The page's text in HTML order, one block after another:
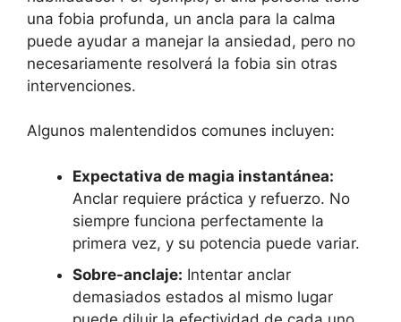
una fobia profunda, un ancla para la calma
puede ayudar a manejar la ansiedad, pero no
necesariamente resolverá la fobia sin otras
intervenciones.
Algunos malentendidos comunes incluyen:
Expectativa de magia instantánea:
Anclar requiere práctica y refuerzo. No
siempre funciona perfectamente la
primera vez, y su potencia puede variar.
Sobre-anclaje: Intentar anclar
demasiados estados al mismo lugar